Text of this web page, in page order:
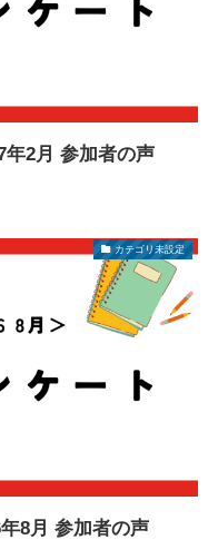
年2月 参加者の声
カテゴリ未設定
8月 参加者の声